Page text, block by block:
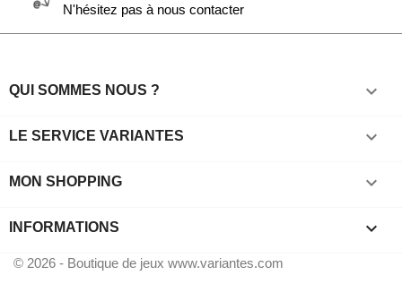
N'hésitez pas à nous contacter
QUI SOMMES NOUS ? 
LE SERVICE VARIANTES 
MON SHOPPING 
INFORMATIONS keyboard_arrow_down
© 2026 - Boutique de jeux www.variantes.com